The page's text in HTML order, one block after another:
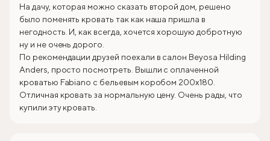
На дачу, которая можно сказать второй дом, решено
было поменять кровать так как наша пришла в
негодность. И, как всегда, хочется хорошую добротную
ну и не очень дорого.
По рекомендации друзей поехали в салон Beyosa Hilding
Anders, просто посмотреть. Вышли с оплаченной
кроватью Fabiano с бельевым коробом 200х180.
Отличная кровать за нормальную цену. Очень рады, что
купили эту кровать.